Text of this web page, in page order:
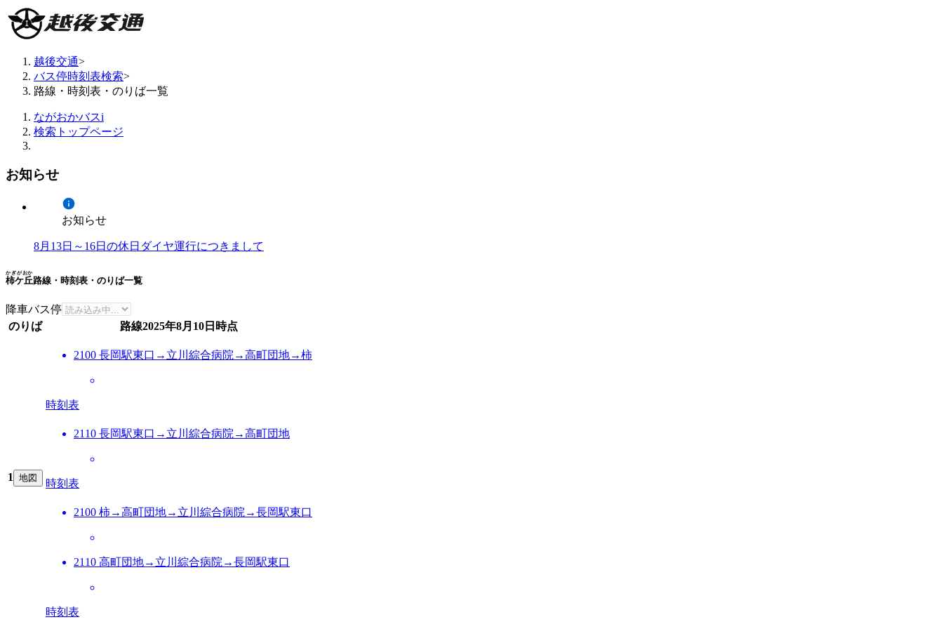
越後交通>
バス停時刻表検索>
路線・時刻表・のりば一覧
ながおかバスi
検索トップページ
お知らせ
お知らせ
8月13日～16日の休日ダイヤ運行につきまして
柿ケ丘
かぎがおか
路線・時刻表・のりば一覧
降車バス停
のりば
路線2025年8月10日 時点
1 地図
2100 長岡駅東口→立川綜合病院→高町団地→柿
時刻表
2110 長岡駅東口→立川綜合病院→高町団地
時刻表
2100 柿→高町団地→立川綜合病院→長岡駅東口
2110 高町団地→立川綜合病院→長岡駅東口
時刻表